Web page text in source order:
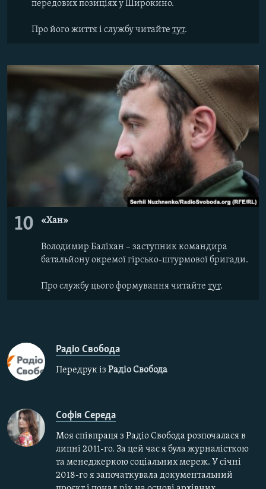
передових позиціях у Широкино.
Про його життя і службу читайте тут.
10 «Хан»
Володимир Баліхан – заступник командира
батальйону окремої гірсько-штурмової бригади.
Про службу цього формування читайте тут.
Радіо Свобода
Передрук із Радіо Свобода
Софія Середа
Моя співпраця з Радіо Свобода розпочалася в
липні 2011-го. За цей час я була журналісткою
та менеджеркою соціальних мереж. У січні
2018-го я започаткувала документальний